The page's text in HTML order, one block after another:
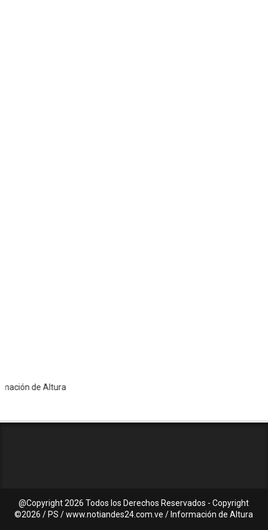
de Altura
@Copyright2026 Todos los Derechos Reservados - Copyright
©2026 / PS / www.notiandes24.com.ve / Información de Altura